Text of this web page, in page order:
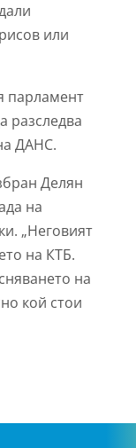
или
парламент
разследва
ДАНС.
Делян
на
„Неговият
на КТБ.
на
кой стои